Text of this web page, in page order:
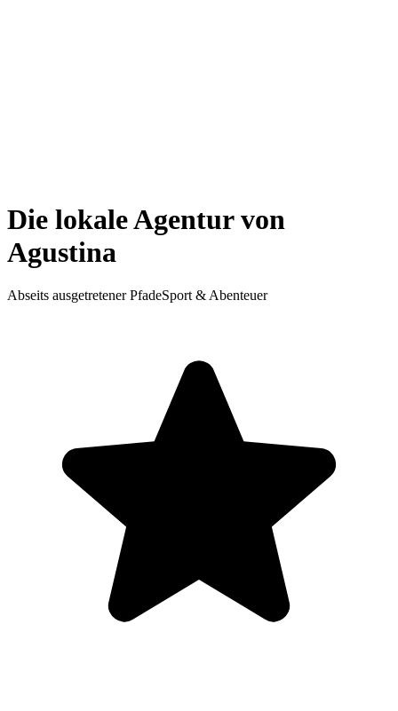
Die lokale Agentur von
Agustina
Abseits ausgetretener PfadeSport & Abenteuer